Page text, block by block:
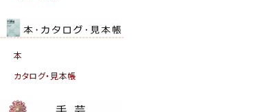
本
カタログ・見本帳